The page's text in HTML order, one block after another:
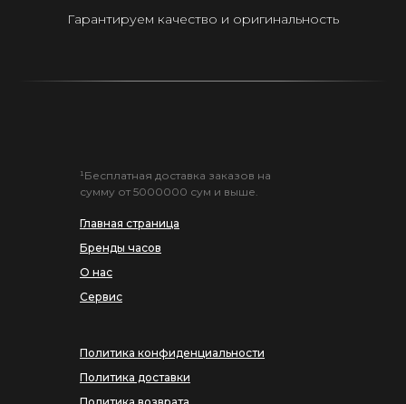
Гарантируем качество и оригинальность
Главная страница
Бренды часов
О нас
Сервис
¹Бесплатная доставка заказов на
сумму от 5000000 сум и выше.
Политика конфиденциальности
Политика доставки